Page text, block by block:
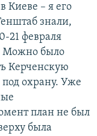
Киеве – я его
знали,
21 февраля
Можно было
Керченскую
охрану. Уже
план не был
была